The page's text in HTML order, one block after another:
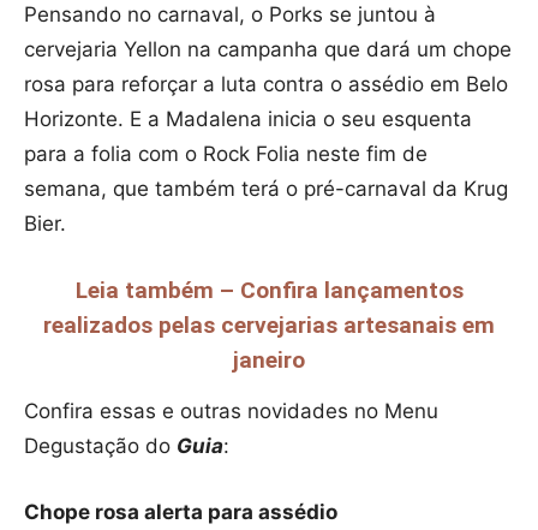
Pensando no carnaval, o Porks se juntou à
cervejaria Yellon na campanha que dará um chope
rosa para reforçar a luta contra o assédio em Belo
Horizonte. E a Madalena inicia o seu esquenta
para a folia com o Rock Folia neste fim de
semana, que também terá o pré-carnaval da Krug
Bier.
Leia também – Confira lançamentos
realizados pelas cervejarias artesanais em
janeiro
Confira essas e outras novidades no Menu
Degustação do Guia:
Chope rosa alerta para assédio